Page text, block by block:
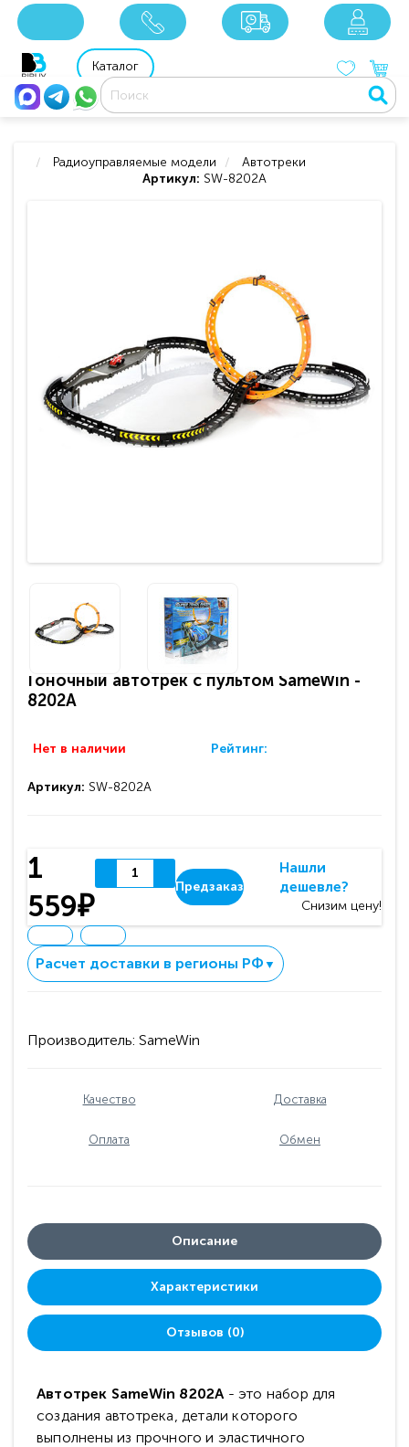
8 800 201 92 06
Каталог
Радиоуправляемые модели
Автотреки
Артикул: SW-8202A
Гоночный автотрек с пультом SameWin -
8202A
Нет в наличии Рейтинг:
Артикул: SW-8202A
1
559₽
Предзаказ
Нашли
дешевле?
Снизим цену!
Расчет доставки в регионы РФ ▼
Производитель: SameWin
Качество Доставка
Оплата Обмен
Описание
Характеристики
Отзывов (0)
Автотрек SameWin 8202A- это набор для
создания автотрека, детали которого
выполнены из прочного и эластичного
xxx